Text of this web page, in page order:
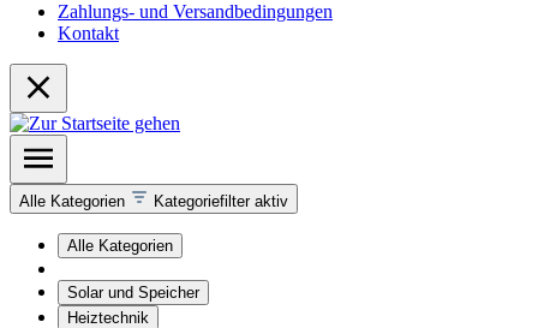
Zahlungs- und Versandbedingungen
Kontakt
Alle Kategorien Kategoriefilter aktiv
Alle Kategorien
Solar und Speicher
Heiztechnik